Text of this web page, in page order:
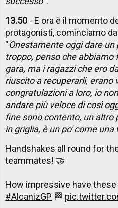
13.50 - E ora è il momento
protagonisti, cominciamo
''Onestamente oggi dare
troppo, penso che
gara, ma i ragazzi che ero
riuscito a recuperarli, erano
congratulazioni a loro, io
andare più veloce di così
fine sono contento, un altro
in griglia, è un po' come
Handshakes all round for
teammates! 🤝
How impressive have
#AlcanizGP 🏁